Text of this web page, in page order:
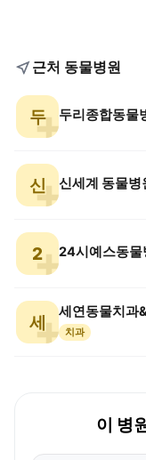
근처 동물병원
두 두리종합동물
신 신세계 동물병
2 24시예스동물
세
세연동물치과
치과
이 병